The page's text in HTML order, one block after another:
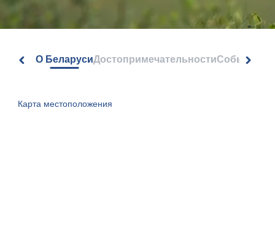
О БеларусиДостопримечательностиСобытия
Карта местоположения